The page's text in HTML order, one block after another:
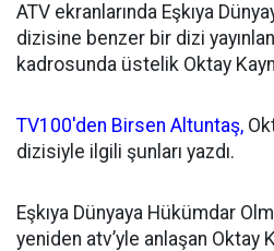
ATV ekranlarında Eşkıya
dizisine benzer bir dizi
kadrosunda üstelik Oktay
TV100'den Birsen Altuntaş,
dizisiyle ilgili şunları yazdı.
Eşkıya Dünyaya Hükümdar
yeniden atv’yle anlaşan Oktay